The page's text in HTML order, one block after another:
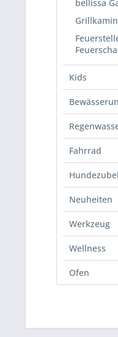
bellissa
Grillkamin
Kids
Fahrrad
Neuheiten
Werkzeug
Wellness
Ofen